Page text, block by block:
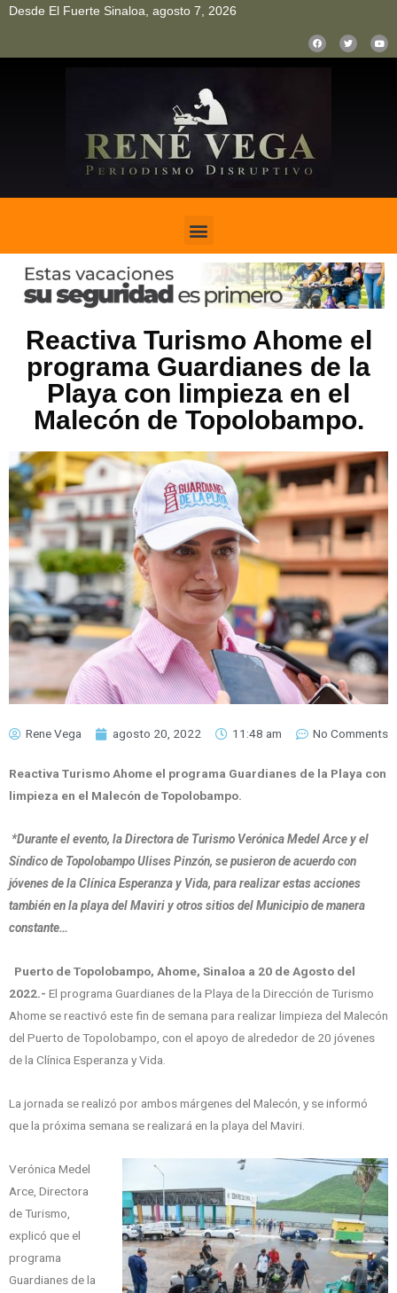
Desde El Fuerte Sinaloa, agosto 7, 2026
Reactiva Turismo Ahome el
programa Guardianes de la
Playa con limpieza en el
Malecón de Topolobampo.
Rene Vega agosto 20, 2022 11:48 am No Comments
Reactiva Turismo Ahome el programa Guardianes de la Playa con
limpieza en el Malecón de Topolobampo.
*Durante el evento, la Directora de Turismo Verónica Medel Arce y el
Síndico de Topolobampo Ulises Pinzón, se pusieron de acuerdo con
jóvenes de la Clínica Esperanza y Vida, para realizar estas acciones
también en la playa del Maviri y otros sitios del Municipio de manera
constante…
Puerto de Topolobampo, Ahome, Sinaloa a 20 de Agosto del
2022.- El programa Guardianes de la Playa de la Dirección de Turismo
Ahome se reactivó este fin de semana para realizar limpieza del Malecón
del Puerto de Topolobampo, con el apoyo de alrededor de 20 jóvenes
de la Clínica Esperanza y Vida.
La jornada se realizó por ambos márgenes del Malecón, y se informó
que la próxima semana se realizará en la playa del Maviri.
Verónica Medel
Arce, Directora
de Turismo,
explicó que el
programa
Guardianes de la